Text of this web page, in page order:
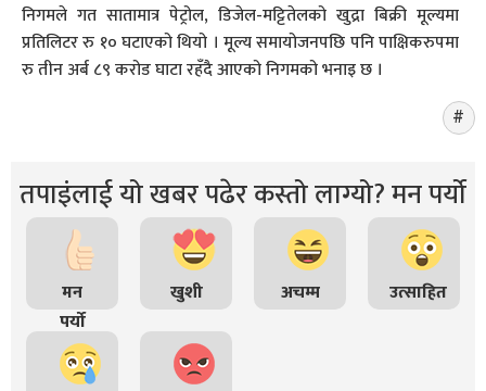
निगमले गत सातामात्र पेट्रोल, डिजेल-मट्टितेलको खुद्रा बिक्री मूल्यमा
प्रतिलिटर रु १० घटाएको थियो । मूल्य समायोजनपछि पनि पाक्षिकरुपमा
रु तीन अर्ब ८९ करोड घाटा रहँदै आएको निगमको भनाइ छ ।
तपाइंलाई यो खबर पढेर कस्तो लाग्यो? मन पर्यो
मन
पर्यो
खुशी अचम्म उत्साहित